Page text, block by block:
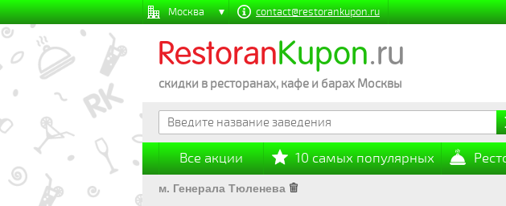
Москва contact@restorankupon.ru
RestoranKupon.ru
скидки в ресторанах, кафе и барах Москвы
Все акции 10 самых популярных
м. Генерала Тюленева